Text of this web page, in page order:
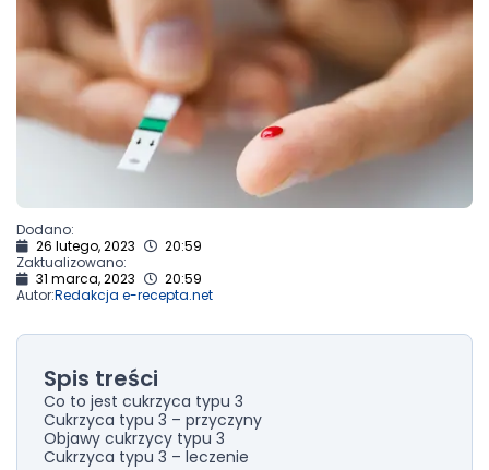
Dodano:
26 lutego, 2023
20:59
Zaktualizowano:
31 marca, 2023
20:59
Autor:Redakcja e-recepta.net
Spis treści
Co to jest cukrzyca typu 3
Cukrzyca typu 3 – przyczyny
Objawy cukrzycy typu 3
Cukrzyca typu 3 – leczenie